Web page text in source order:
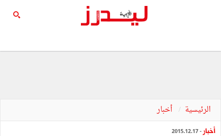
الرئيسية أخبار
أخبار - 2015.12.17